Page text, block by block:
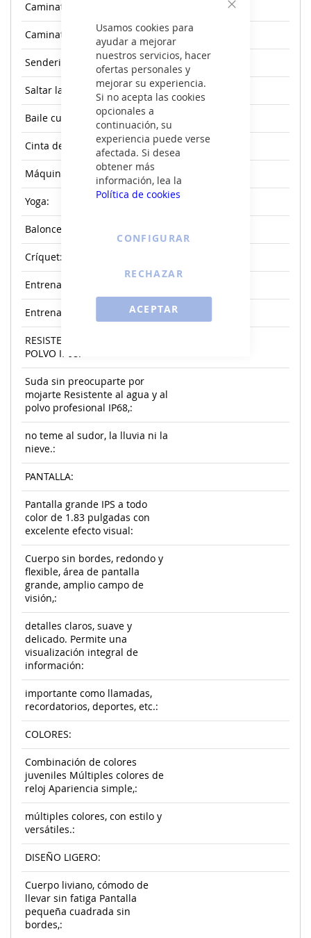
Cerrar
Usamos cookies para
ayudar a mejorar
nuestros servicios, hacer
ofertas personales y
mejorar su experiencia.
Si no acepta las cookies
opcionales a
continuación, su
experiencia puede verse
afectada. Si desea
obtener más
información, lea la
Política de cookies
ACEPTAR
CONFIGURAR
RECHAZAR
Caminata al aire libre:
Caminata en interior:
Senderismo:
Saltar la cuerda:
Baile cuadrado:
Cinta de correr:
Máquina de remo:
Yoga:
Baloncesto:
Críquet:
Entrenamiento de fuerza:
Entrenamiento libre:
RESISTENCIA AL AGUA Y AL
POLVO IP68:
Suda sin preocuparte por
mojarte Resistente al agua y al
polvo profesional IP68,:
no teme al sudor, la lluvia ni la
nieve.:
PANTALLA:
Pantalla grande IPS a todo
color de 1.83 pulgadas con
excelente efecto visual:
Cuerpo sin bordes, redondo y
flexible, área de pantalla
grande, amplio campo de
visión,:
detalles claros, suave y
delicado. Permite una
visualización integral de
información:
importante como llamadas,
recordatorios, deportes, etc.:
COLORES:
Combinación de colores
juveniles Múltiples colores de
reloj Apariencia simple,:
múltiples colores, con estilo y
versátiles.:
DISEÑO LIGERO:
Cuerpo liviano, cómodo de
llevar sin fatiga Pantalla
pequeña cuadrada sin
bordes,: